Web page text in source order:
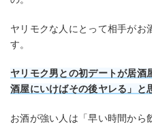
ヤリモクな人にとって相手がお
す。
ヤリモク男との初デートが居酒
酒屋にいけばその後ヤレる」と
お酒が強い人は「早い時間から